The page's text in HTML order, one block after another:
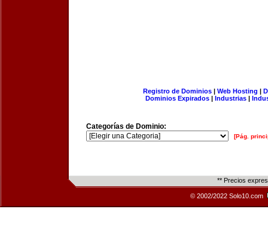
Registro de Dominios| Web Hosting |
Dominios Expirados | Industrias |
Categorías de Dominio:
[Pág.
** Precios
© 2002/2022 Solo10.com